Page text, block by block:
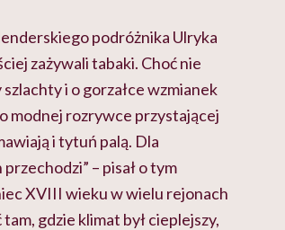
podróżnika Ulryka
zażywali tabaki. Choć nie
i o gorzałce wzmianek
modnej rozrywce przystającej
itytuń palą. Dla
– pisał o tym
XVIII wieku w wielu rejonach
gdzie klimat był cieplejszy,